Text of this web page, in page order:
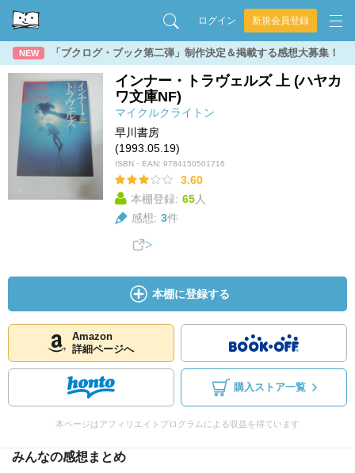
ログイン 新規会員登録
NEW 「ブクログ・ブック第二弾」制作決定＆掲載する感想大募集！
インナー・トラヴェルズ 上 (ハヤカ
ワ文庫NF)
マイクルクライトン
早川書房
(1993.05.19)
ISBN・EAN: 9784150501716
3.60
本棚登録: 65人
感想: 3件
本棚に登録する
Amazon
詳細ページへ
購入ストア一覧
本ページはアフィリエイトプログラムによる収益を得ています
みんなの感想まとめ